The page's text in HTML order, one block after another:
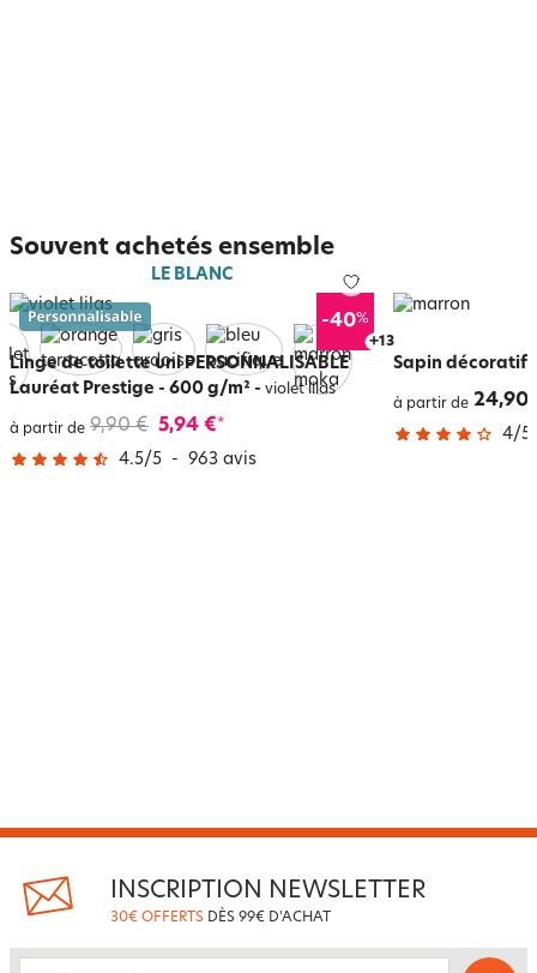
Souvent achetés ensemble
LE BLANC
-40%
+17
Linge de toilette uni PERSONNALISABLE
Lauréat Prestige - 600 g/m² - violet lilas
à partir de 9,90 € 5,94 €*
4.5/5 - 963 avis
Sapin décoratif
à partir de 24,90
4/5
INSCRIPTION NEWSLETTER
30€ OFFERTS DÈS 99€ D'ACHAT